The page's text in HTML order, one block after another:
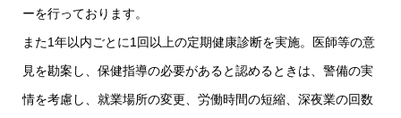
ーを行っております。
また1年以内ごとに1回以上の定期健康診断を実施。医師等の意
見を勘案し、保健指導の必要があると認めるときは、警備の実
情を考慮し、就業場所の変更、労働時間の短縮、深夜業の回数